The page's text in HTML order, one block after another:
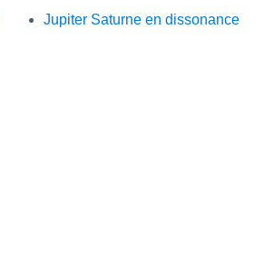
Jupiter Saturne en dissonance